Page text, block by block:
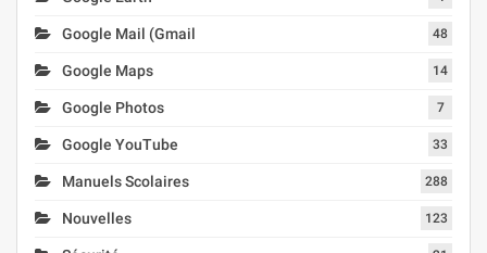
Google Mail (Gmail 48
Google Maps 14
Google Photos 7
Google YouTube 33
Manuels Scolaires 288
Nouvelles 123